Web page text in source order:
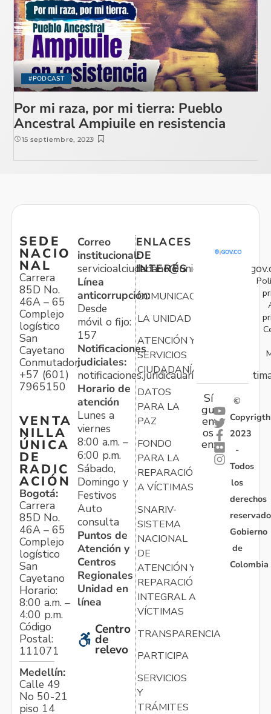
#PODCAST
Por mi raza, por mi tierra: Pueblo
Ancestral Ampiuile en resistencia
15 septiembre, 2023
SEDE
NACIO
NAL
Carrera
85D No.
46A – 65
Complejo
logístico
San
Cayetano
Conmutador:
+57 (601)
7965150
VENTA
NILLA
ÚNICA
DE
RADIC
ACIÓN
Bogotá:
Carrera
85D No.
46A – 65
Complejo
logístico
San
Cayetano
Horario:
8:00 a.m. –
4:00 p.m.
Código
Postal:
111071
Medellín:
Calle 49
No 50-21
piso 14
Correo
institucional:
Línea
anticorrupción:
Desde
móvil o fijo:
157
Notificaciones
judiciales:
Horario de
atención
Lunes a
viernes
8:00 a.m. –
6:00 p.m.
Sábado,
Domingo y
Festivos
Auto
consulta
Puntos de
Atención y
Centros
Regionales
Unidad en
línea
Centro
de
relevo
ENLACES
DE
INTERÉS
COMUNICACIONES
LA UNIDAD
ATENCIÓN Y
SERVICIOS
CIUDADANÍA
DATOS
PARA LA
PAZ
FONDO
PARA LA
REPARACIÓN
A VÍCTIMAS
SNARIV-
SISTEMA
NACIONAL
DE
ATENCIÓN Y
REPARACIÓN
INTEGRAL A
VÍCTIMAS
TRANSPARENCIA
PARTICIPA
SERVICIOS
Y
TRÁMITES
Sí
gu
en
os
en:
©
Copyrigth
2023
-
Todos
los
derechos
Gobierno
de
Colombia